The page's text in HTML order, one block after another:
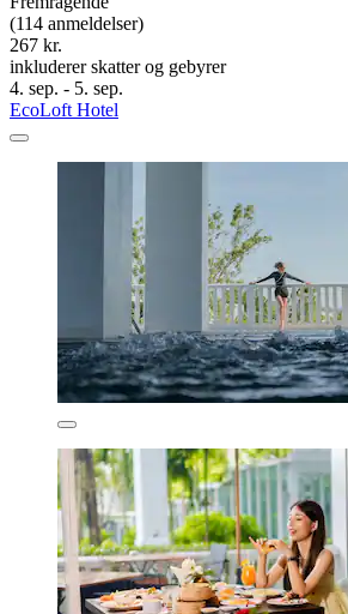
(114 anmeldelser)
267 kr.
inkluderer skatter og gebyrer
4. sep. - 5. sep.
EcoLoft Hotel